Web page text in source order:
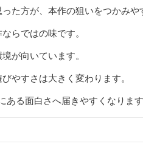
た方が、本作の狙いをつかみや
らではの味です。
が向いています。
やすさは大きく変わります。
ある面白さへ届きやすくなります